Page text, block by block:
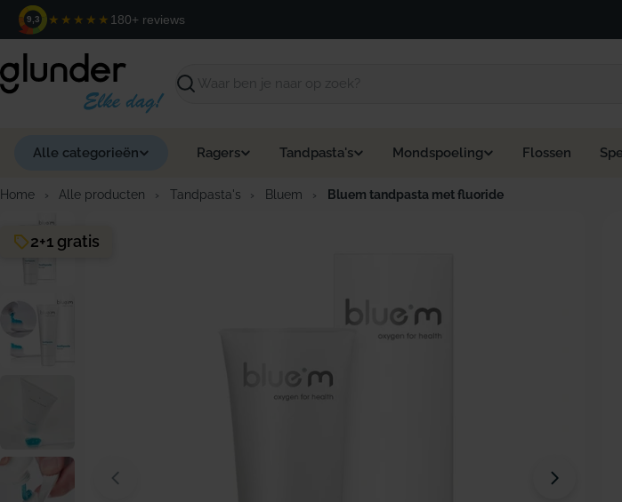
naar
inhoud
9,3 ★★★★★ 180+ reviews
Zoeken
Alle categorieën Ragers Tandpasta's Mondspoeling Flossen
Home › Alle producten › Tandpasta's › Bluem › Bluem tandpasta met fluoride
2+1 gratis
Open media 0 in modaal venster